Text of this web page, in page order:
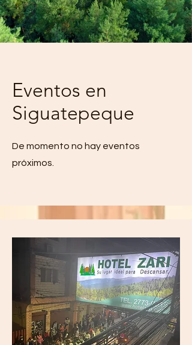
Eventos en
Siguatepeque
De momento no hay eventos
próximos.